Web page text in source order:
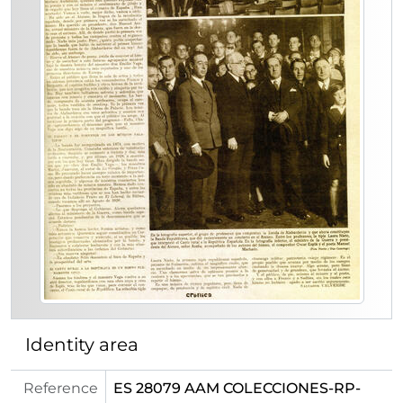
[Item] 15a - 1931-05-15. Conferencia de Rafael Campaláns. Ahora (Madrid)
[Item] 16b - 1931-05-16. Conferencia de Rafael Campaláns. El Liberal (Madrid)
[Item] 16c - 1931-05-16. Fotografía de la conferencia de Rafael Campaláns. Ahora (Madrid)
[Item] 16a - 1931-05-16. Artículo sobre Manuel Azaña. Estampa (Madrid)
[Item] 19a - 1931-05-19. Anuncio de conferencia de Antonio Fernández de Velasco. El Liberal (Madrid)
[Item] 19b - 1931-05-19. Conferencia de José Villaverde. El Liberal (Madrid)
[Item] 21 - 1931-05-21. Anuncio de conferencias de André Germain y Pedro Redondo. El Liberal (Madrid)
[Item] 22a - 1931-05-22. Anuncio de conferencia de Pedro Redondo. El Liberal (Madrid)
[Item] 22c - 1931-05-22. Reseña de la conferencia de André Germain. Ahora (Madrid)
[Item] 22b - 1931-05-22. Fotografía de la exposición de Ricardo Baroja. Ahora (Madrid)
[Item] 23b - 1931-05-23. Fotografía de la conferencia de André Germain. Ahora (Madrid)
[Item] 23a - 1931-05-23. Conferencia del doctor Ángel Villegas. El Liberal (Madrid)
[Item] 24a - 1931-05-24. Conferencia de Pedro Redondo. Ahora (Madrid)
[Item] 24b - 1931-05-24. Disertaciones de Angel Pestaña, Joaquín Maurín y Andrés Nin. Crónica (Madrid)
[Item] 27 - 1931-05-27. Fotografía del acto inaugural de la exposición de Ricardo Baroja. Mundo Gráfico (Madrid)
[Item] 31a - 1931-05-31. Renovación de cargos en el Ateneo de Madrid. El Liberal (Madrid)
[Item] 31b - 1931-05-31. Homenaje a D. Miguel de Unamuno. El Liberal (Madrid)
Identity area
Reference
ES 28079 AAM COLECCIONES-RP-